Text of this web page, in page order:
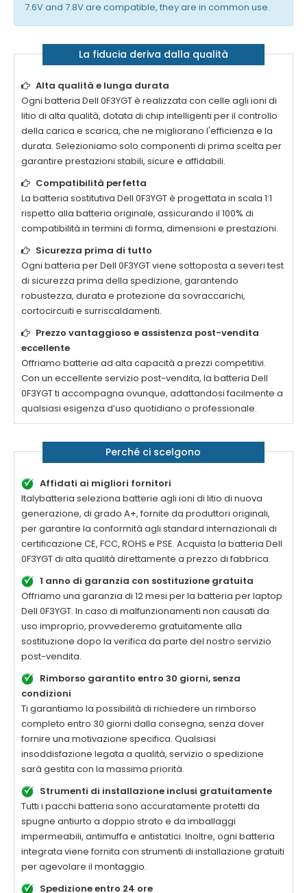
7.6V and 7.8V are compatible, they are in common use.
La fiducia deriva dalla qualità
Alta qualità e lunga durata
Ogni batteria Dell 0F3YGTè realizzata con celle agli ioni di
litio di alta qualità, dotata di chip intelligenti per il controllo
della carica e scarica, che ne migliorano l'efficienza e la
durata. Selezioniamo solo componenti di prima scelta per
garantire prestazioni stabili, sicure e affidabili.
Compatibilità perfetta
La batteria sostitutiva Dell 0F3YGTè progettata in scala 1:1
rispetto alla batteria originale, assicurando il 100% di
compatibilità in termini di forma, dimensioni e prestazioni.
Sicurezza prima di tutto
Ogni batteria per Dell 0F3YGTviene sottoposta a severi test
di sicurezza prima della spedizione, garantendo
robustezza, durata e protezione da sovraccarichi,
cortocircuiti e surriscaldamenti.
Prezzo vantaggioso e assistenza post-vendita
eccellente
Offriamo batterie ad alta capacità a prezzi competitivi.
Con un eccellente servizio post-vendita, la batteria Dell
0F3YGTti accompagna ovunque, adattandosi facilmente a
qualsiasi esigenza d’uso quotidiano o professionale.
Perché ci scelgono
Affidati ai migliori fornitori
Italybatteria seleziona batterie agli ioni di litio di nuova
generazione, di grado A+, fornite da produttori originali,
per garantire la conformità agli standard internazionali di
certificazione CE, FCC, ROHS e PSE. Acquista la batteria Dell
0F3YGT di alta qualità direttamente a prezzo di fabbrica.
1 anno di garanzia con sostituzione gratuita
Offriamo una garanzia di 12 mesi per la batteria per laptop
Dell 0F3YGT. In caso di malfunzionamenti non causati da
uso improprio, provvederemo gratuitamente alla
sostituzione dopo la verifica da parte del nostro servizio
post-vendita.
Rimborso garantito entro 30 giorni, senza
condizioni
Ti garantiamo la possibilità di richiedere un rimborso
completo entro 30 giorni dalla consegna, senza dover
fornire una motivazione specifica. Qualsiasi
insoddisfazione legata a qualità, servizio o spedizione
sarà gestita con la massima priorità.
Strumenti di installazione inclusi gratuitamente
Tutti i pacchi batteria sono accuratamente protetti da
spugne antiurto a doppio strato e da imballaggi
impermeabili, antimuffa e antistatici. Inoltre, ogni batteria
integrata viene fornita con strumenti di installazione gratuiti
per agevolare il montaggio.
Spedizione entro 24 ore